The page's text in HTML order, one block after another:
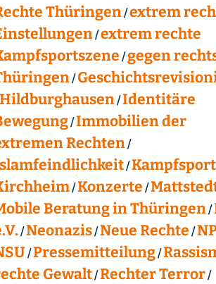
Thüringen extrem
extrem rechte
gegen
Identitäre
Immobilien der
Rechten
Kampfsport
Konzerte
Beratung in Thüringen
Neonazis Neue Rechte
Pressemitteilung
Gewalt Rechter Terror